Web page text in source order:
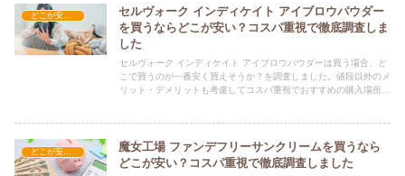
セルヴォーク インディケイト アイブロウパウダー
を買うならどこが安い？コスパ重視で徹底調査しま
した
セルヴォーク インディケイト アイブロウパウダーは買う場合、ど
こで買うのが一番安く買えそうか？を調査しました。値段以外のメ
リット・デメリットも考慮してコスパ重視でおすすめの購入場所を
魔女工場 ファンデフリーサンクリームを買うなら
どこが安い？コスパ重視で徹底調査しました